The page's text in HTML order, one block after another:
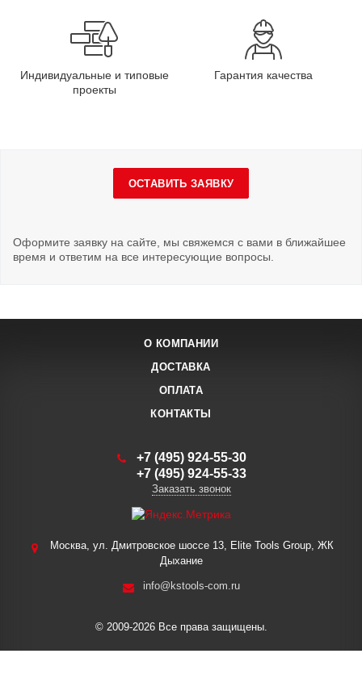
Индивидуальные и типовые
проекты
Гарантия качества
ОСТАВИТЬ ЗАЯВКУ
Оформите заявку на сайте, мы свяжемся с вами в ближайшее
время и ответим на все интересующие вопросы.
О КОМПАНИИ
ДОСТАВКА
ОПЛАТА
КОНТАКТЫ
+7 (495) 924-55-30
+7 (495) 924-55-33
Заказать звонок
Москва, ул. Дмитровское шоссе 13, Elite Tools Group, ЖК
Дыхание
info@kstools-com.ru
© 2009-2026 Все права защищены.